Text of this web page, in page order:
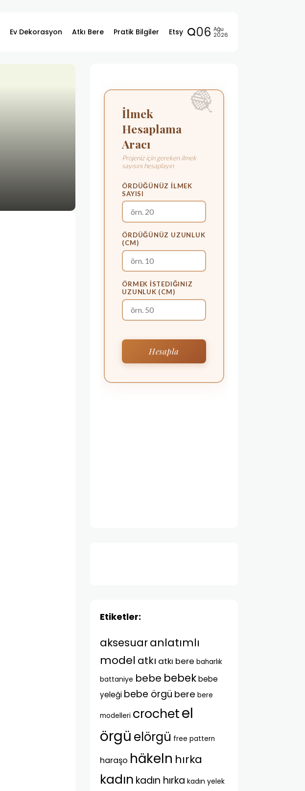
Ev Dekorasyon Atkı Bere Pratik Bilgiler Etsy 06 Ağu
2026
Etiketler:
aksesuaranlatımlı
model atkı atkı bere baharlık
battaniye bebe bebek bebe
yeleği bebe örgü bere bere
modelleri crochetel
örgü elörgü free pattern
haraşo häkeln hırka
kadın kadın hırka kadın yelek